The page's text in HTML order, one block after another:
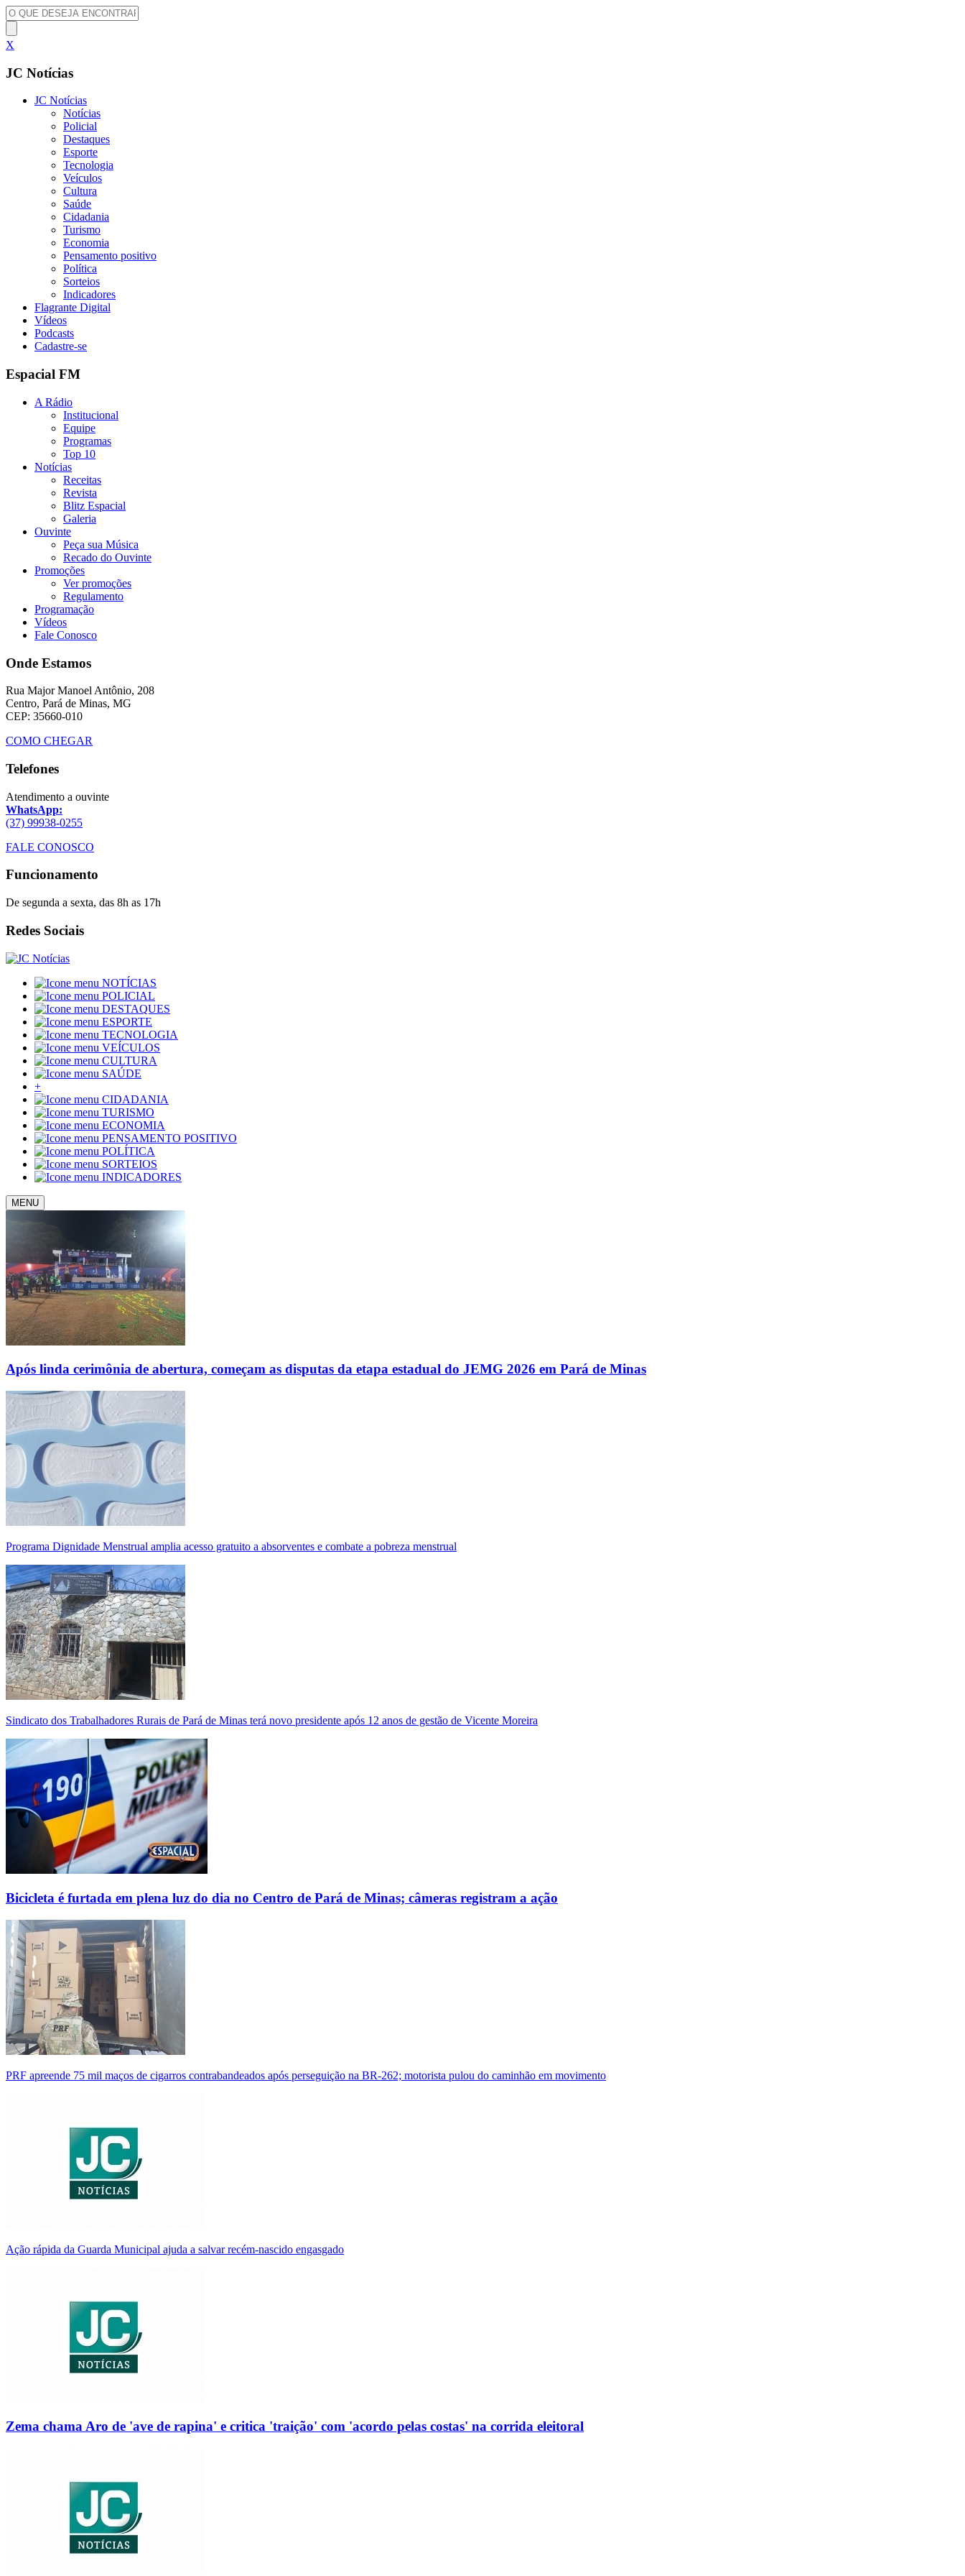
X
JC Notícias
JC Notícias
Notícias
Policial
Destaques
Esporte
Tecnologia
Veículos
Cultura
Saúde
Cidadania
Turismo
Economia
Pensamento positivo
Política
Sorteios
Indicadores
Flagrante Digital
Vídeos
Podcasts
Cadastre-se
Espacial FM
A Rádio
Institucional
Equipe
Programas
Top 10
Notícias
Receitas
Revista
Blitz Espacial
Galeria
Ouvinte
Peça sua Música
Recado do Ouvinte
Promoções
Ver promoções
Regulamento
Programação
Vídeos
Fale Conosco
Onde Estamos
Rua Major Manoel Antônio, 208
Centro, Pará de Minas, MG
CEP: 35660-010
COMO CHEGAR
Telefones
Atendimento a ouvinte
WhatsApp:
(37) 99938-0255
FALE CONOSCO
Funcionamento
De segunda a sexta, das 8h as 17h
Redes Sociais
NOTÍCIAS
POLICIAL
DESTAQUES
ESPORTE
TECNOLOGIA
VEÍCULOS
CULTURA
SAÚDE
+
CIDADANIA
TURISMO
ECONOMIA
PENSAMENTO POSITIVO
POLÍTICA
SORTEIOS
INDICADORES
MENU
Após linda cerimônia de abertura, começam as disputas da etapa estadual do JEMG 2026 em Pará de Minas
Programa Dignidade Menstrual amplia acesso gratuito a absorventes e combate a pobreza menstrual
Sindicato dos Trabalhadores Rurais de Pará de Minas terá novo presidente após 12 anos de gestão de Vicente Moreira
Bicicleta é furtada em plena luz do dia no Centro de Pará de Minas; câmeras registram a ação
PRF apreende 75 mil maços de cigarros contrabandeados após perseguição na BR-262; motorista pulou do caminhão em movimento
Ação rápida da Guarda Municipal ajuda a salvar recém-nascido engasgado
Zema chama Aro de 'ave de rapina' e critica 'traição' com 'acordo pelas costas' na corrida eleitoral